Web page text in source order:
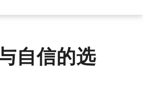
自信的选